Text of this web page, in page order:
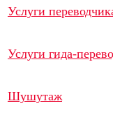
Услуги
Услуги гида-
Шушутаж